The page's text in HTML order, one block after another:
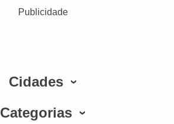
Publicidade
Cidades
Categorias